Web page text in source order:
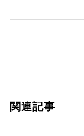
関連記事